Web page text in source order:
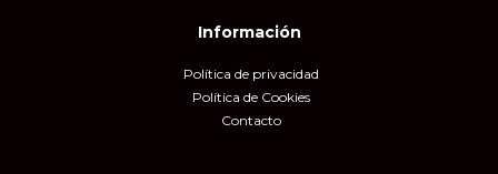
Información
Política de privacidad
Política de Cookies
Contacto